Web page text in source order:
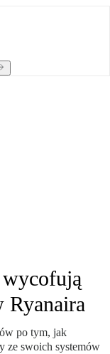
Ryanaira
po tym, jak
ze swoich systemów